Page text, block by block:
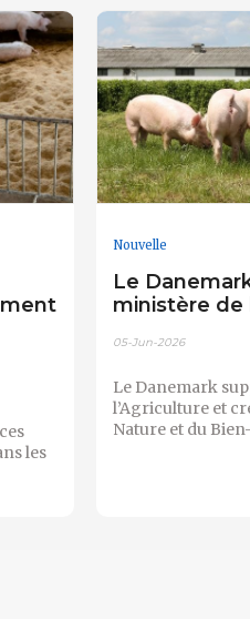
les
Nouvelle
Le
ministère de
05-Jun-2026
Le Danemark
l’Agriculture et
Nature et du